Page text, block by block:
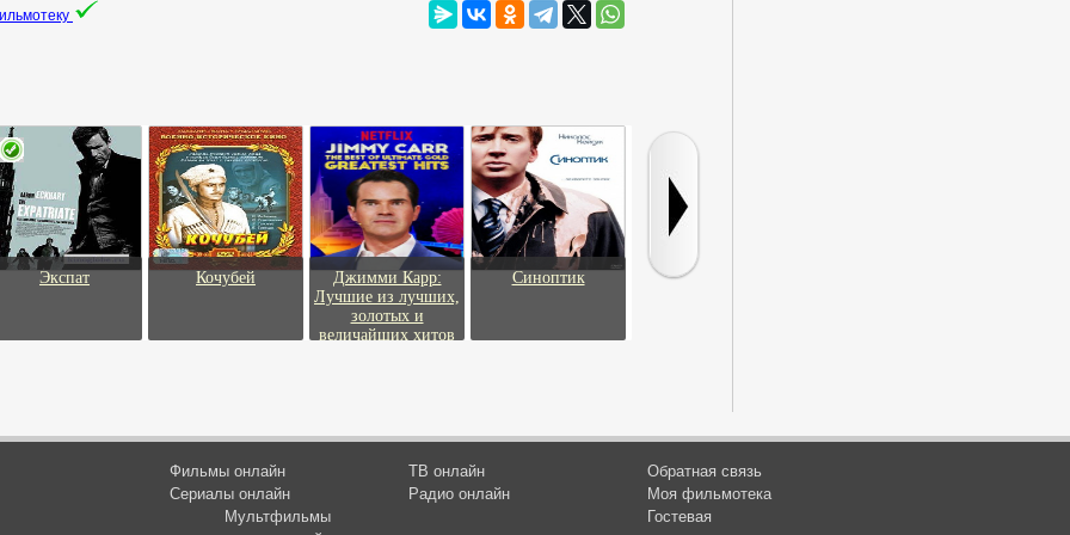
Экспат Кочубей
Джимми Карр:
Лучшие из лучших,
золотых и
величайших хитов
Синоптик Безумный город
Обратная связь
Моя фильмотека
Гостевая
ТВ онлайн
Радио онлайн
Фильмы онлайн
Сериалы онлайн
Мультфильмы